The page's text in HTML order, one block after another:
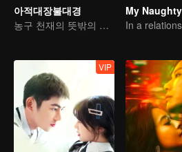
아적대장불대경
농구 천재의 뜻밖의 성전환과 진정한 사랑 찾기
VIP